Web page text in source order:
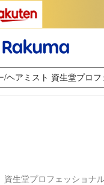
資生堂プロフェッショナ